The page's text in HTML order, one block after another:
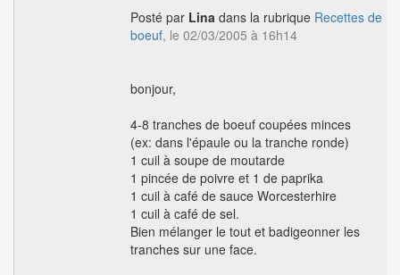
Posté par Lina dans la rubrique Recettes de
boeuf, le 02/03/2005 à 16h14
bonjour,
4-8 tranches de boeuf coupées minces
(ex: dans l'épaule ou la tranche ronde)
1 cuil à soupe de moutarde
1 pincée de poivre et 1 de paprika
1 cuil à café de sauce Worcesterhire
1 cuil à café de sel.
Bien mélanger le tout et badigeonner les
tranches sur une face.